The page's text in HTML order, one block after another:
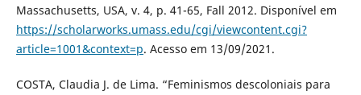
Massachusetts, USA, v. 4, p. 41-65, Fall 2012. Disponível em
https://scholarworks.umass.edu/cgi/viewcontent.cgi?
article=1001&context=p. Acesso em 13/09/2021.
COSTA, Claudia J. de Lima. “Feminismos descoloniais para